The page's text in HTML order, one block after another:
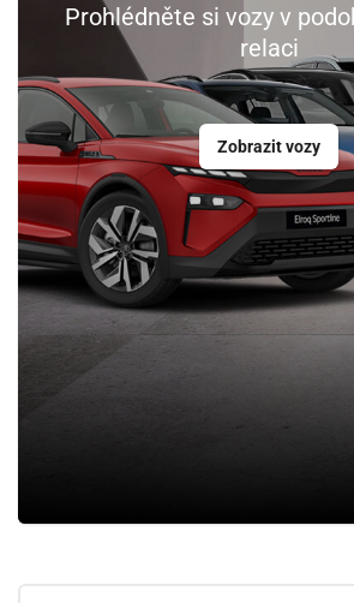
Prohlédněte si vozy v
relaci
Zobrazit vozy